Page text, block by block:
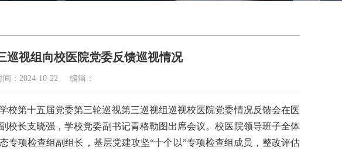
巡视组向校医院党委反馈巡视情况
间：2024-10-22 编辑：
校第十五届党委第三轮巡视第三巡视组巡视校医院党委情况反馈会在医
校长支晓强，学校党委副书记青格勒图出席会议。校医院领导班子全体
专项检查组副组长，基层党建攻坚“十个以”专项检查组成员，整改评估